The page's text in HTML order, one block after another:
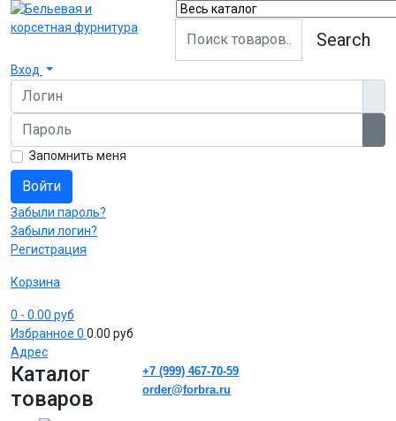
Search
Вход
Логин
Пароль
Запомнить меня
Войти
Забыли пароль?
Забыли логин?
Регистрация
Корзина
0 - 0.00 руб
Избранное 0 0.00 руб
Адрес
Каталог
товаров
+7 (999) 467-70-59
order@forbra.ru